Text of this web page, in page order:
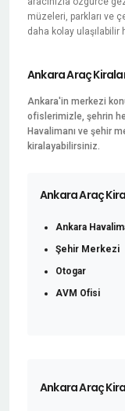
müzeleri, parkları ve
daha kolay ulaşılabilir
Ankara Araç
Ankara'in merkezi
ofislerimizle, şehrin
Havalimanı ve şehir
kiralayabilirsiniz.
Ankara Araç
Ankara
Şehir Merkezi
Otogar
AVM Ofisi
Ankara Araç